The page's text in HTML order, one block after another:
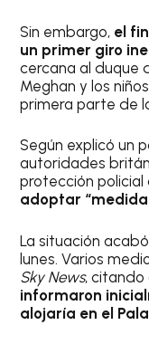
Sin embargo, el
un primer giro
cercana al duque
Meghan y los
primera parte de
Según explicó un
autoridades
protección policial
adoptar
La situación
lunes. Varios
Sky News, citando
informaron
alojaría en el